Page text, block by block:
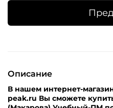
Описание
В нашем интернет-
peak.ru Вы сможете